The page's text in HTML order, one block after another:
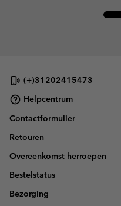
(+)31202415473
Helpcentrum
Contactformulier
Retouren
Overeenkomst herroepen
Bestelstatus
Bezorging